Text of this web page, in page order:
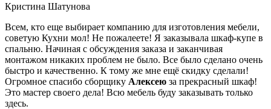
Кристина Шатунова
Всем, кто еще выбирает компанию для изготовления мебели,
советую Кухни мол! Не пожалеете! Я заказывала шкаф-купе в
спальню. Начиная с обсуждения заказа и заканчивая
монтажом никаких проблем не было. Все было сделано очень
быстро и качественно. К тому же мне ещё скидку сделали!
Огромное спасибо сборщику Алексею за прекрасный шкаф!
Это мастер своего дела! Всю мебель буду заказывать только
здесь.